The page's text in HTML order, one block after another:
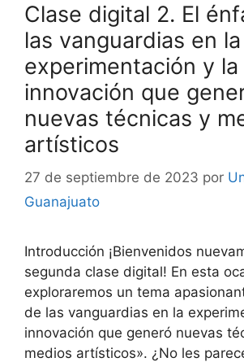
Clase digital 2. El
las vanguardias en la
experimentación y la
innovación que
nuevas técnicas y
artísticos
27 de septiembre de 2023 por
Guanajuato
Introducción ¡Bienvenidos
segunda clase digital! En esta
exploraremos un tema
de las vanguardias en la
innovación que generó nuevas
medios artísticos». ¿No les